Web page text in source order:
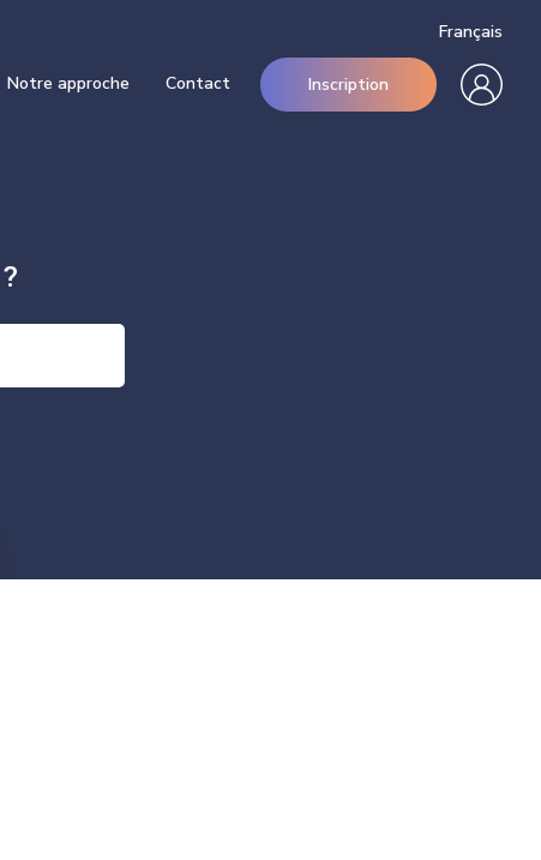
Notre approche Contact Inscription
Français